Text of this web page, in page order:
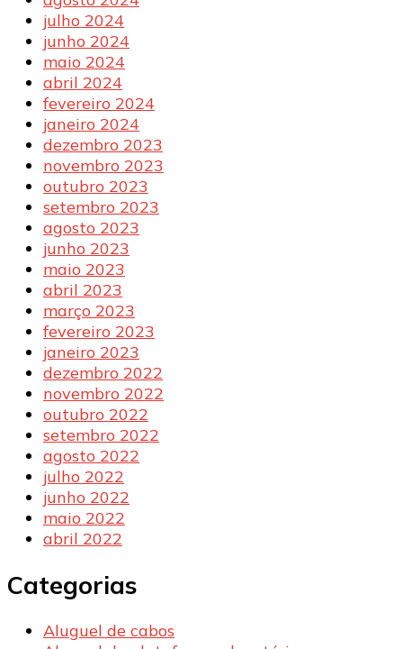
julho 2024
junho 2024
maio 2024
abril 2024
fevereiro 2024
janeiro 2024
dezembro 2023
novembro 2023
outubro 2023
setembro 2023
agosto 2023
junho 2023
maio 2023
abril 2023
março 2023
fevereiro 2023
janeiro 2023
dezembro 2022
novembro 2022
outubro 2022
setembro 2022
agosto 2022
julho 2022
junho 2022
maio 2022
abril 2022
Categorias
Aluguel de cabos